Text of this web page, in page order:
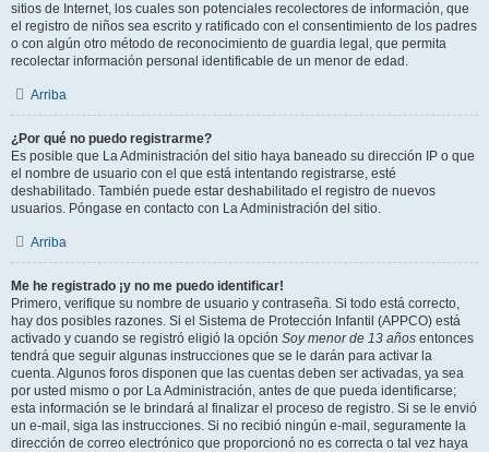
sitios de Internet, los cuales son potenciales recolectores de información, que
el registro de niños sea escrito y ratificado con el consentimiento de los padres
o con algún otro método de reconocimiento de guardia legal, que permita
recolectar información personal identificable de un menor de edad.
Arriba
¿Por qué no puedo registrarme?
Es posible que La Administración del sitio haya baneado su dirección IP o que
el nombre de usuario con el que está intentando registrarse, esté
deshabilitado. También puede estar deshabilitado el registro de nuevos
usuarios. Póngase en contacto con La Administración del sitio.
Arriba
Me he registrado ¡y no me puedo identificar!
Primero, verifique su nombre de usuario y contraseña. Si todo está correcto,
hay dos posibles razones. Si el Sistema de Protección Infantil (APPCO) está
activado y cuando se registró eligió la opción Soy menor de 13 años entonces
tendrá que seguir algunas instrucciones que se le darán para activar la
cuenta. Algunos foros disponen que las cuentas deben ser activadas, ya sea
por usted mismo o por La Administración, antes de que pueda identificarse;
esta información se le brindará al finalizar el proceso de registro. Si se le envió
un e-mail, siga las instrucciones. Si no recibió ningún e-mail, seguramente la
dirección de correo electrónico que proporcionó no es correcta o tal vez haya